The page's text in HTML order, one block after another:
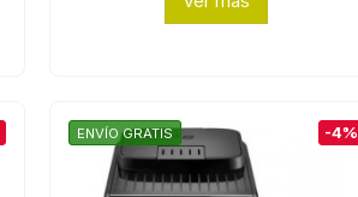
ENVÍO GRATIS -4%